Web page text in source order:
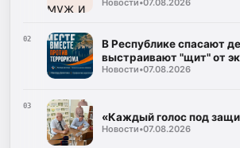
Новости•07.08.2026
02
В Республике спасают
выстраивают "щит" от
Новости•07.08.2026
03
«Каждый голос под
Новости•07.08.2026